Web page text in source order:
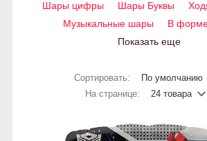
Шары цифры Шары Буквы
Музыкальные шары
В форме
Показать еще
Сортировать:
По умолчанию
На странице:
24 товара